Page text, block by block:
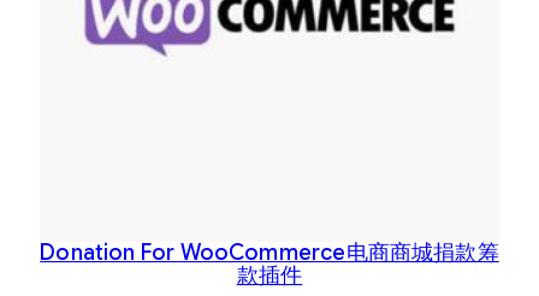
Donation For WooCommerce电商商城捐款筹
款插件